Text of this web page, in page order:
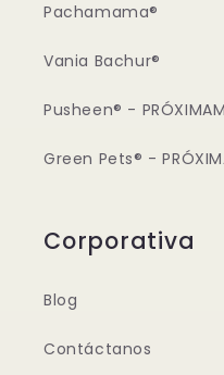
Pachamama®
Vania Bachur®
Pusheen® -
Green Pets® -
Corporativa
Blog
Contáctanos